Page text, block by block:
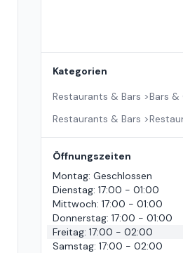
Kategorien
Restaurants & Bars >Bars &
Restaurants & Bars >
Öffnungszeiten
Montag: Geschlossen
Dienstag: 17:00 - 01:00
Mittwoch: 17:00 - 01:00
Donnerstag: 17:00 - 01:00
Freitag: 17:00 - 02:00
Samstag: 17:00 - 02:00